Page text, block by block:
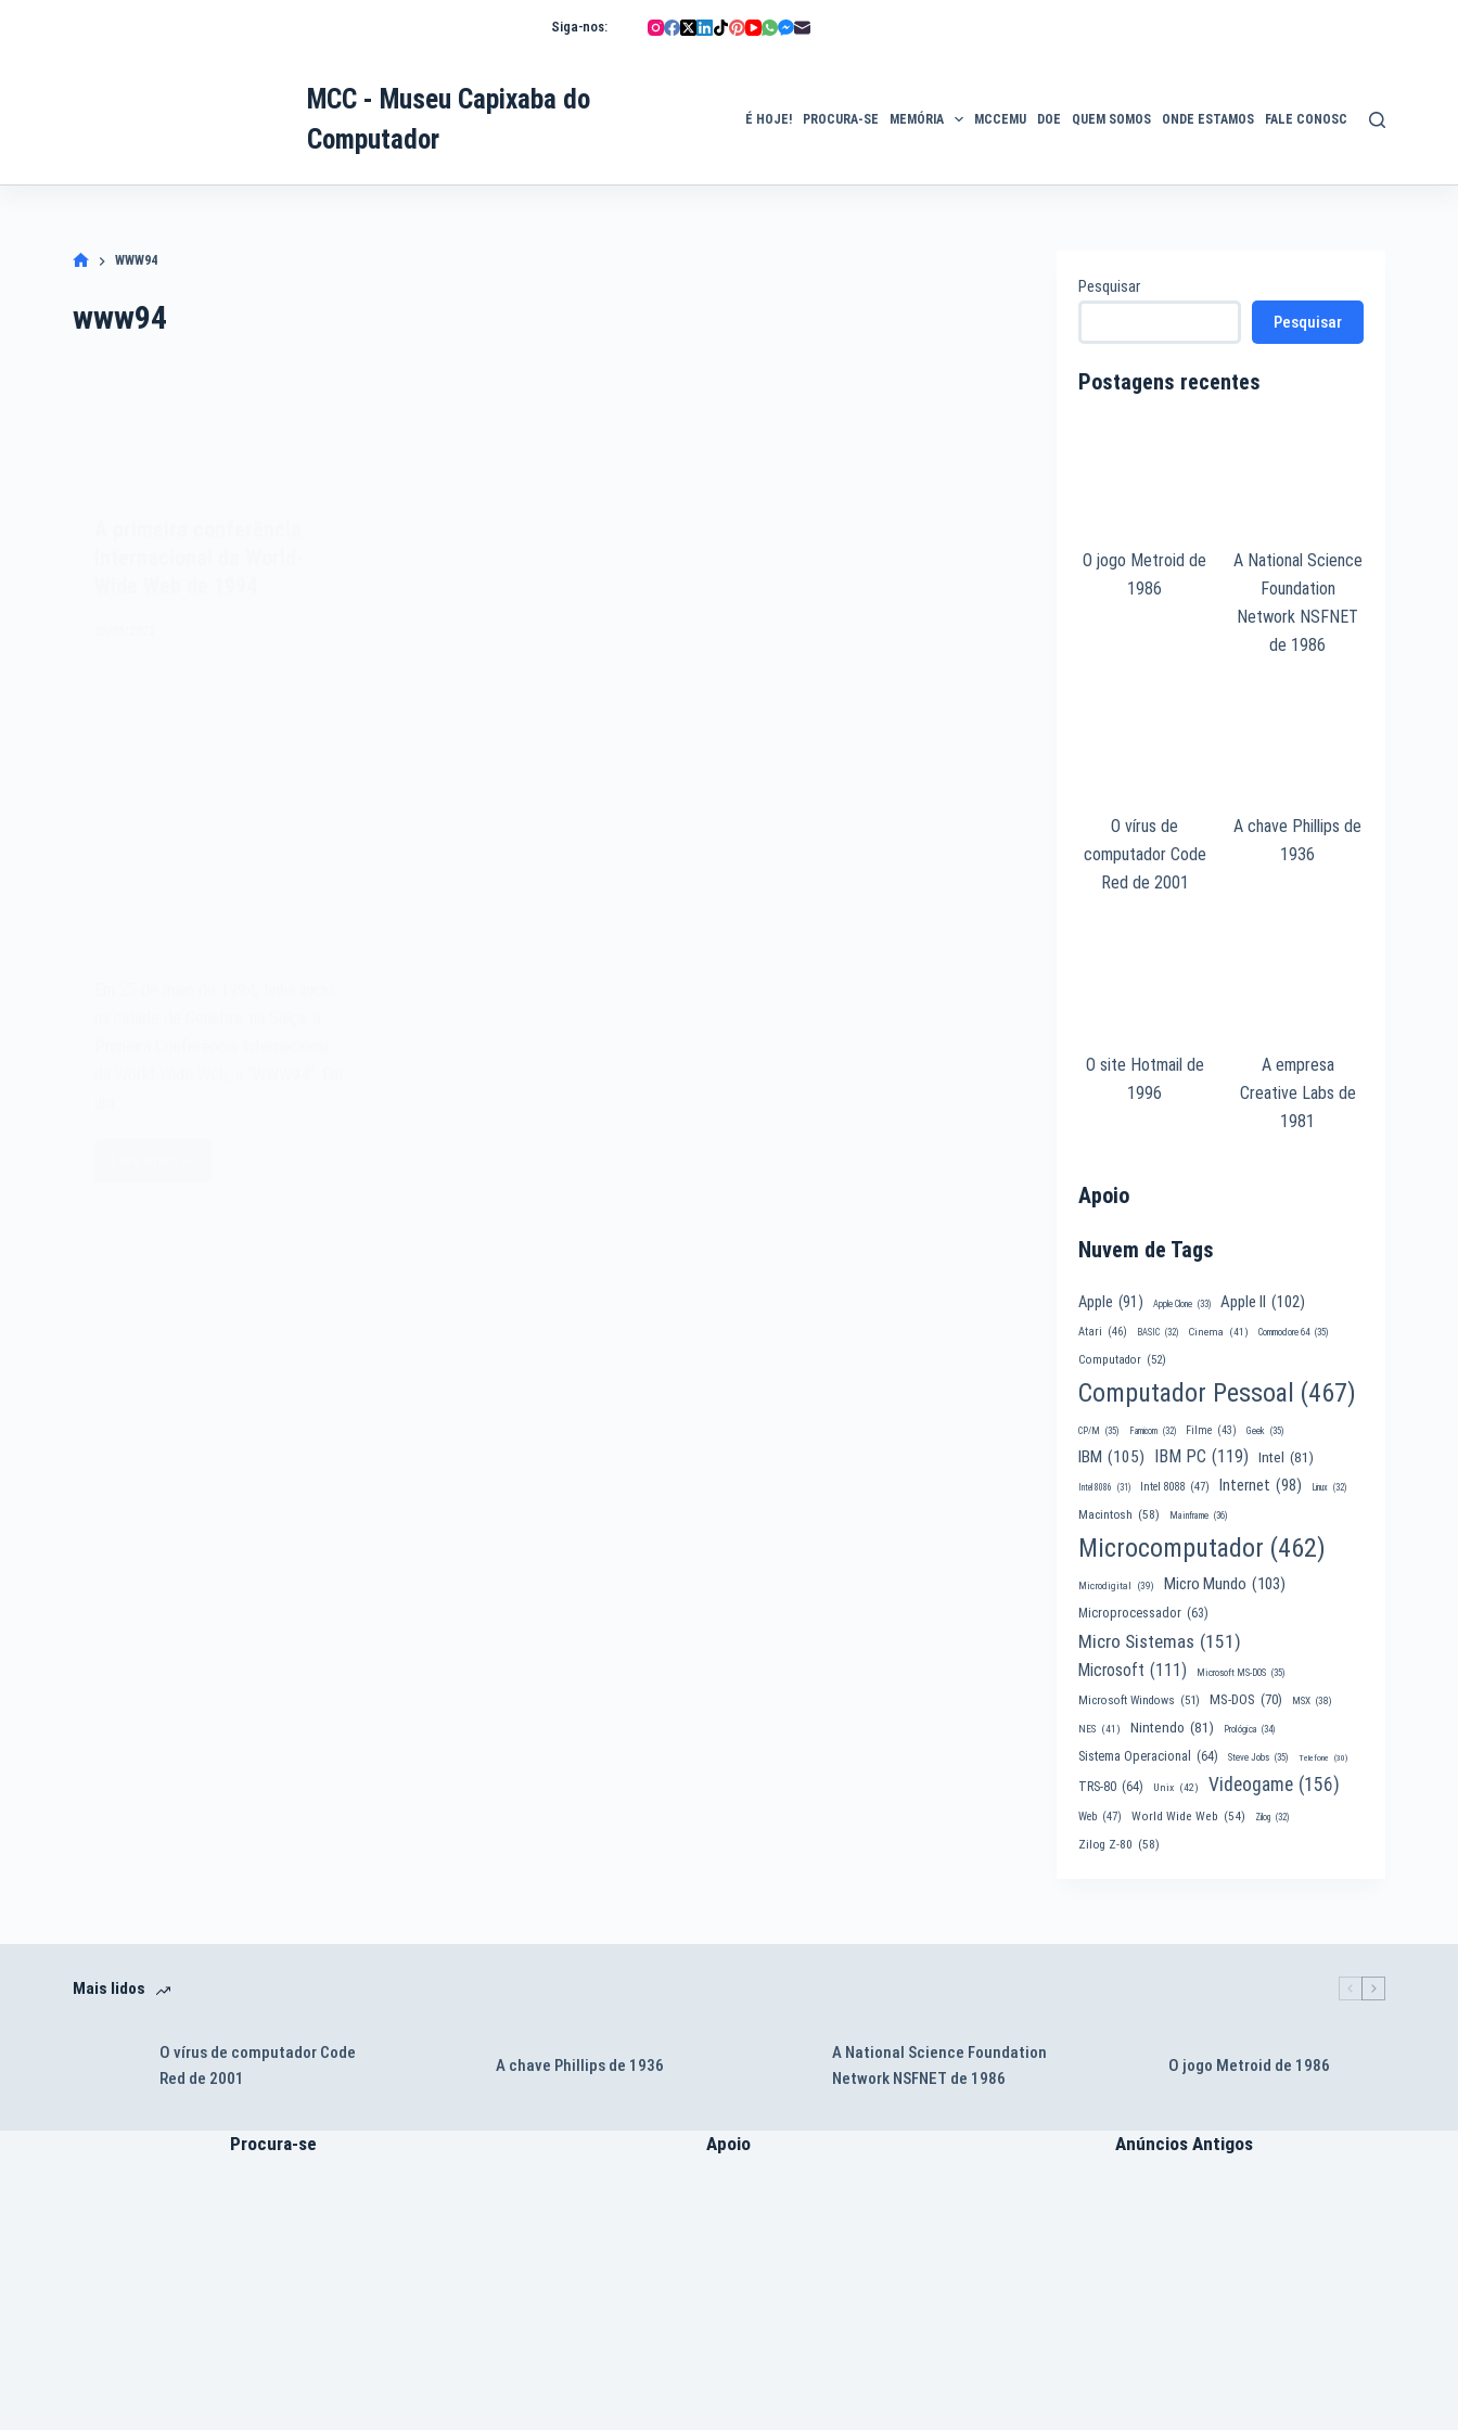
Siga-nos:
MCC - Museu Capixaba do
Computador
É HOJE! PROCURA-SE MEMÓRIA MCCEMU DOE QUEM SOMOS ONDE ESTAMOS FALE CONOSCO POLÍTICA DE
WWW94
www94
Pesquisar
Pesquisar
Postagens recentes
O jogo Metroid de
1986
A National Science
Foundation
Network NSFNET
de 1986
O vírus de
computador Code
Red de 2001
A chave Phillips de
1936
O site Hotmail de
1996
A empresa
Creative Labs de
1981
Apoio
Nuvem de Tags
Apple (91) Apple Clone (33) Apple II (102)
Atari (46) BASIC (32) Cinema (41) Commodore 64 (35)
Computador (52)
Computador Pessoal (467)
CP/M (35) Famicom (32) Filme (43) Geek (35)
IBM (105) IBM PC (119) Intel (81)
Intel 8086 (31) Intel 8088 (47) Internet (98) Linux (32)
Macintosh (58) Mainframe (36)
Microcomputador (462)
Microdigital (39) Micro Mundo (103)
Microprocessador (63)
Micro Sistemas (151)
Microsoft (111) Microsoft MS-DOS (35)
Microsoft Windows (51) MS-DOS (70) MSX (38)
NES (41) Nintendo (81) Prológica (34)
Sistema Operacional (64) Steve Jobs (35) Telefone (30)
TRS-80 (64) Unix (42) Videogame (156)
Web (47) World Wide Web (54) Zilog (32)
Zilog Z-80 (58)
Mais lidos
O vírus de computador Code
Red de 2001
A chave Phillips de 1936
A National Science Foundation
Network NSFNET de 1986
O jogo Metroid de 1986
Procura-se Apoio Anúncios Antigos